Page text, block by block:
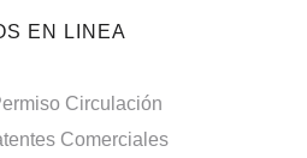
EN LINEA
Circulación
Comerciales